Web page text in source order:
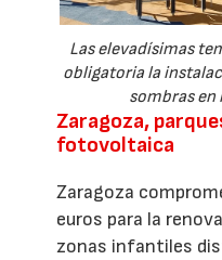
Las elevadísimas
obligatoria la
sombras en
Zaragoza,
fotovoltaica
Zaragoza
euros para la
zonas infantiles